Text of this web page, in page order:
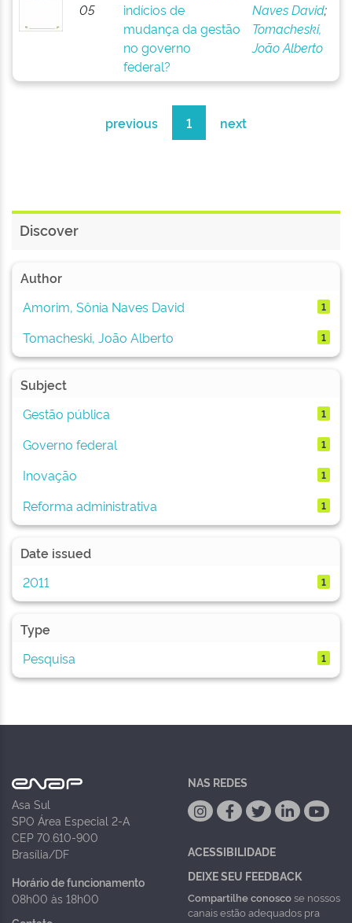
05
indícios de
mudança da gestão
no governo
federal?
Naves David;
Tomacheski,
João Alberto
previous 1 next
Discover
Author
Amorim, Sônia Naves David
1
Tomacheski, João Alberto 1
Subject
Gestão pública
1
Governo federal 1
Inovação 1
Reforma administrativa 1
Date issued
2011
1
Type
Pesquisa
1
Asa Sul
SPO Área Especial 2-A
CEP 70.610-900
Brasília/DF
Horário de funcionamento
08h00 às 18h00
NAS REDES
ACESSIBILIDADE
DEIXE SEU FEEDBACK
Compartilhe conoscose nossos
canais estão adequados pra